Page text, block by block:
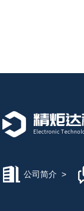
公司简介 >